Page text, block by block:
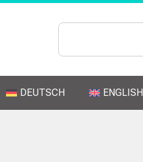
DEUTSCH ENGLISH